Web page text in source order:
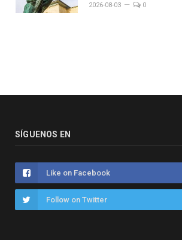
2026-08-03 0
SÍGUENOS EN
Like on Facebook
Follow on Twitter